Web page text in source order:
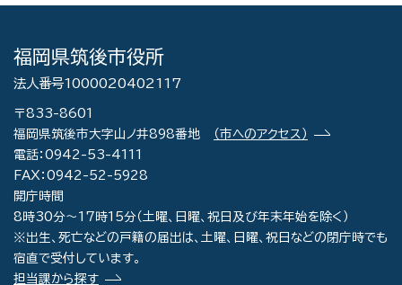
福岡県筑後市役所
法人番号1000020402117
〒833-8601
福岡県筑後市大字山ノ井898番地
（市へのアクセス）
電話：0942-53-4111
FAX：0942-52-5928
開庁時間
8時30分～17時15分（土曜、日曜、祝日及び年末年始を除く）
※出生、死亡などの戸籍の届出は、土曜、日曜、祝日などの閉庁時でも
宿直で受付しています。
担当課から探す